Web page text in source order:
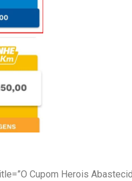
Cupom Herois